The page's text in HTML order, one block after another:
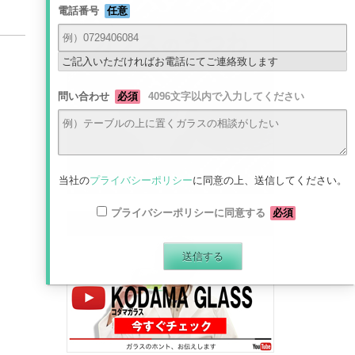
電話番号 任意
ご記入いただければお電話にてご連絡致します
問い合わせ 必須 4096文字以内で入力してください
当社のプライバシーポリシーに同意の上、送信してください。
プライバシーポリシーに同意する 必須